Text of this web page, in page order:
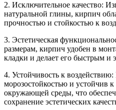
2. Исключительное качество:
натуральной глины, кирпич
прочностью и стойкостью к
3. Эстетическая
размерам, кирпич удобен в
кладки и делает его быстрым и
4. Устойчивость к
морозостойкостью и устойчив
окружающей среды, что
сохранение эстетических